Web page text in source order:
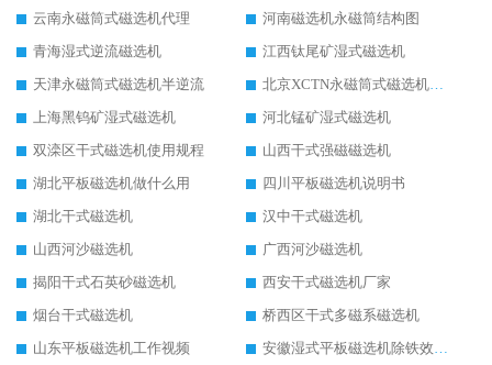
云南永磁筒式磁选机代理
河南磁选机永磁筒结构图
青海湿式逆流磁选机
江西钛尾矿湿式磁选机
天津永磁筒式磁选机半逆流
北京XCTN永磁筒式磁选机磁块位置
上海黑钨矿湿式磁选机
河北锰矿湿式磁选机
双滦区干式磁选机使用规程
山西干式强磁磁选机
湖北平板磁选机做什么用
四川平板磁选机说明书
湖北干式磁选机
汉中干式磁选机
山西河沙磁选机
广西河沙磁选机
揭阳干式石英砂磁选机
西安干式磁选机厂家
烟台干式磁选机
桥西区干式多磁系磁选机
山东平板磁选机工作视频
安徽湿式平板磁选机除铁效果怎么样